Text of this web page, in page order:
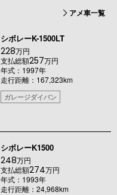
アメ車一覧
シボレーK-1500LT
228万円
支払総額257万円
年式：1997年
走行距離：167,323km
ガレージダイバン
シボレーK1500
248万円
支払総額274万円
年式：1993年
走行距離：24,968km